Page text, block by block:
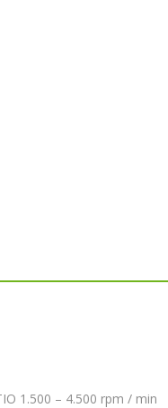
1.500 – 4.500 rpm / min